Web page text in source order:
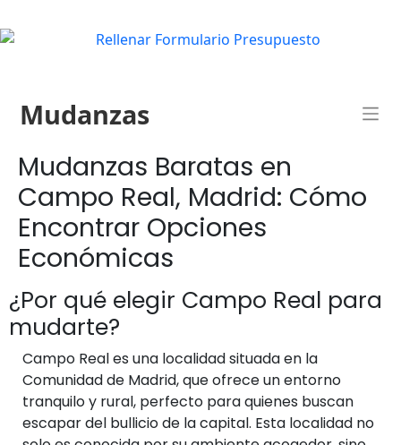
Mudanzas
Mudanzas Baratas en
Campo Real, Madrid: Cómo
Encontrar Opciones
Económicas
¿Por qué elegir Campo Real para
mudarte?
Campo Real es una localidad situada en la
Comunidad de Madrid, que ofrece un entorno
tranquilo y rural, perfecto para quienes buscan
escapar del bullicio de la capital. Esta localidad no